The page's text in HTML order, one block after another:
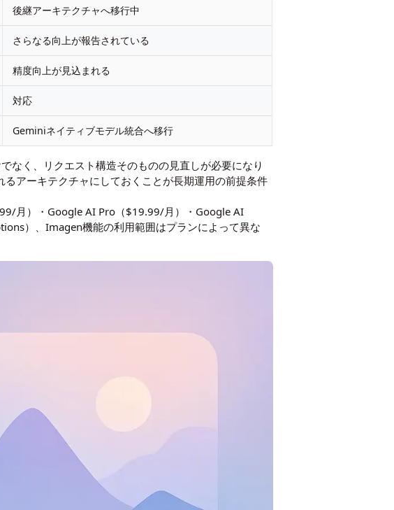
後継アーキテクチャへ移行中
さらなる向上が報告されている
精度向上が見込まれる
対応
Geminiネイティブモデル統合へ移行
なく、リクエスト構造そのものの見直しが必要になり
アーキテクチャにしておくことが長期運用の前提条件
月）・Google AI Pro（$19.99/月）・Google AI
）、Imagen機能の利用範囲はプランによって異な